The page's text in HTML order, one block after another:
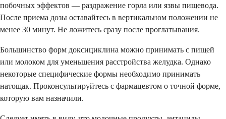
побочных эффектов — раздражение горла или язвы пищевода.
После приема дозы оставайтесь в вертикальном положении не
менее 30 минут. Не ложитесь сразу после проглатывания.
Большинство форм доксициклина можно принимать с пищей
или молоком для уменьшения расстройства желудка. Однако
некоторые специфические формы необходимо принимать
натощак. Проконсультируйтесь с фармацевтом о точной форме,
которую вам назначили.